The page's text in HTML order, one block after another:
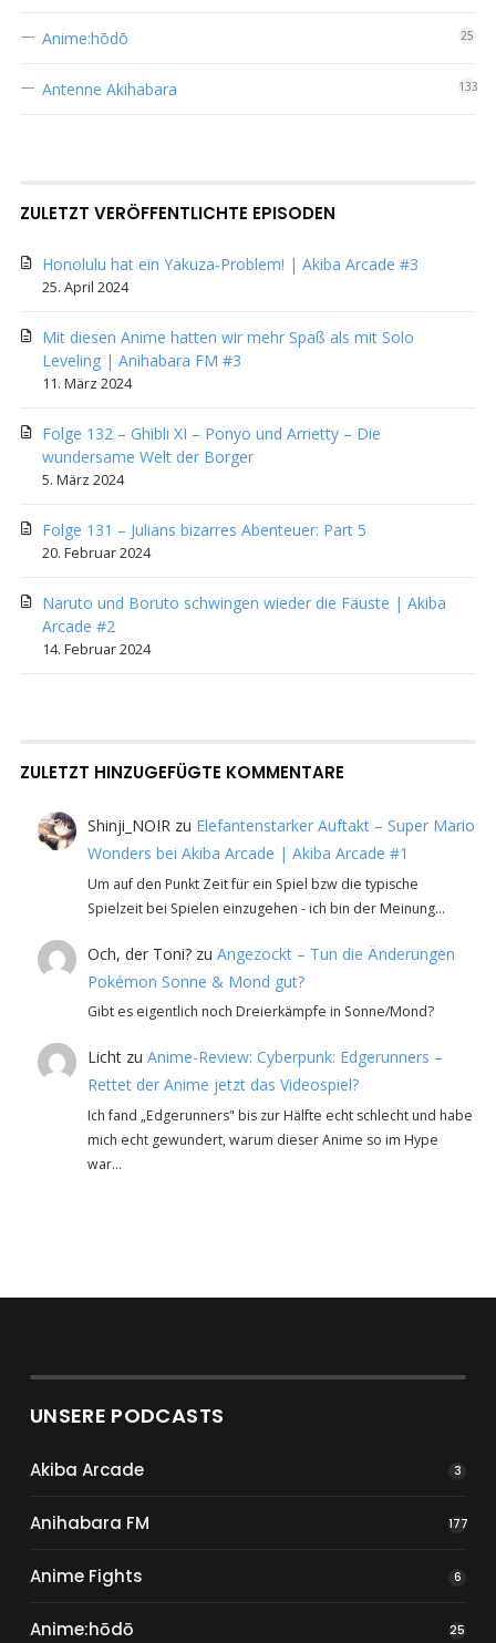
Anime:hōdō 25
Antenne Akihabara 133
ZULETZT VERÖFFENTLICHTE EPISODEN
Honolulu hat ein Yakuza-Problem! | Akiba Arcade #3
25. April 2024
Mit diesen Anime hatten wir mehr Spaß als mit Solo
Leveling | Anihabara FM #3
11. März 2024
Folge 132 – Ghibli XI – Ponyo und Arrietty – Die
wundersame Welt der Borger
5. März 2024
Folge 131 – Julians bizarres Abenteuer: Part 5
20. Februar 2024
Naruto und Boruto schwingen wieder die Fäuste | Akiba
Arcade #2
14. Februar 2024
ZULETZT HINZUGEFÜGTE KOMMENTARE
Shinji_NOIR zu Elefantenstarker Auftakt – Super Mario
Wonders bei Akiba Arcade | Akiba Arcade #1
Um auf den Punkt Zeit für ein Spiel bzw die typische
Spielzeit bei Spielen einzugehen - ich bin der Meinung…
Och, der Toni? zuAngezockt – Tun die Änderungen
Pokémon Sonne & Mond gut?
Gibt es eigentlich noch Dreierkämpfe in Sonne/Mond?
Licht zuAnime-Review: Cyberpunk: Edgerunners –
Rettet der Anime jetzt das Videospiel?
Ich fand „Edgerunners" bis zur Hälfte echt schlecht und habe
mich echt gewundert, warum dieser Anime so im Hype
war…
UNSERE PODCASTS
Akiba Arcade 3
Anihabara FM 177
Anime Fights 6
Anime:hōdō 25